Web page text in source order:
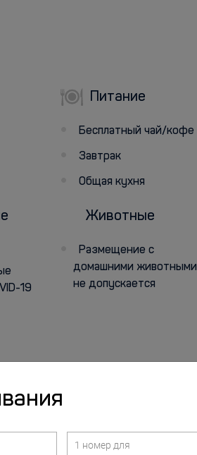
Питание
Бесплатный чай/кофе
Завтрак
Общая кухня
19
Животные
Размещение с
домашними животными
не допускается
1 номер для